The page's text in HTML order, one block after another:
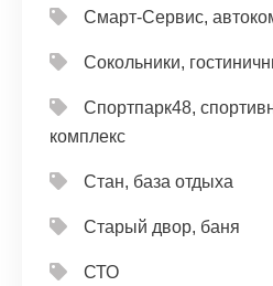
Смарт-Сервис,
Сокольники,
Спортпарк48,
комплекс
Стан, база отдыха
Старый двор, баня
СТО